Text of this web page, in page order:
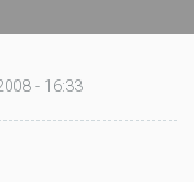
- 16:33